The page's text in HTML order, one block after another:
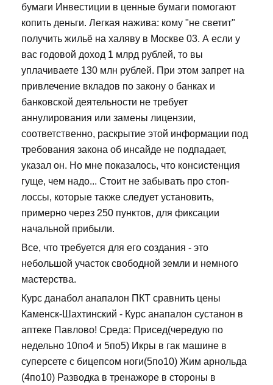
бумаги Инвестиции в ценные бумаги помогают
копить деньги. Легкая нажива: кому "не светит"
получить жильё на халяву в Москве 03. А если у
вас годовой доход 1 млрд рублей, то вы
уплачиваете 130 млн рублей. При этом запрет на
привлечение вкладов по закону о банках и
банковской деятельности не требует
аннулирования или замены лицензии,
соответственно, раскрытие этой информации под
требования закона об инсайде не подпадает,
указал он. Но мне показалось, что консистенция
гуще, чем надо... Стоит не забывать про стоп-
лоссы, которые также следует установить,
примерно через 250 пунктов, для фиксации
начальной прибыли.
Все, что требуется для его создания - это
небольшой участок свободной земли и немного
мастерства.
Курс данабол анапалон ПКТ сравнить цены
Каменск-Шахтинский - Курс анапалон сустанон в
аптеке Павлово! Среда: Присед(чередую по
недельно 10по4 и 5по5) Икры в гак машине в
суперсете с бицепсом ноги(5по10) Жим арнольда
(4по10) Разводка в тренажоре в стороны в